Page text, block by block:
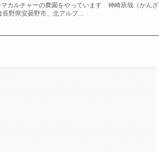
カルチャーの農園をやっています 神崎辰哉（かんざ
野県安曇野市、北アルプ...